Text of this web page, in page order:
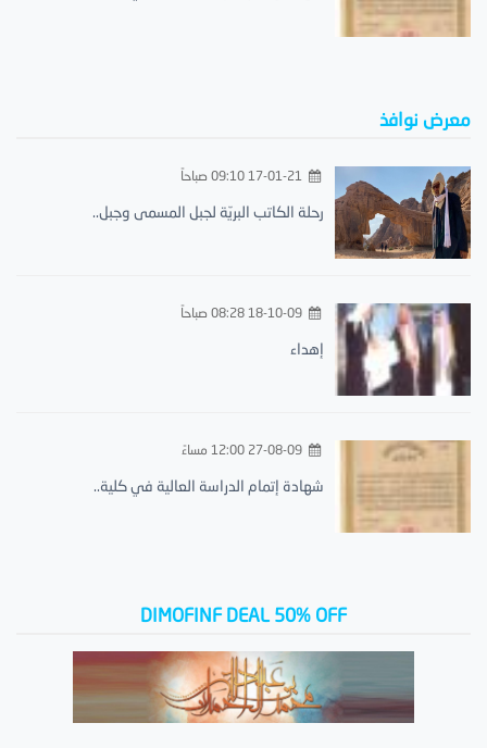
معرض نوافذ
رحلة الكاتب البريّة لجبل المسمى وجبل..
18-10-09 08:28 صباحاً
إهداء
27-08-09 12:00 مساءً
شهادة إتمام الدراسة العالية في كلية..
DIMOFINF DEAL 50% OFF